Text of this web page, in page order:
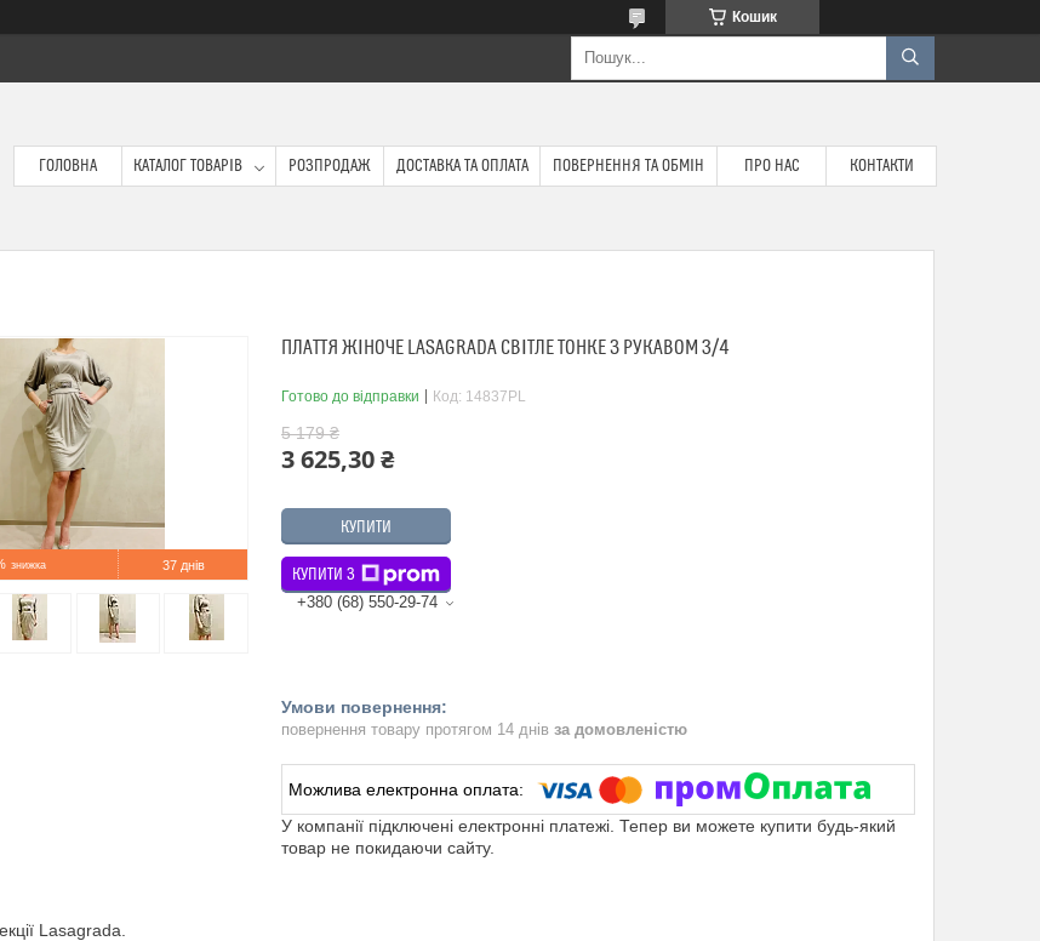
Кошик
ГОЛОВНА КАТАЛОГ ТОВАРІВ РОЗПРОДАЖ ДОСТАВКА ТА ОПЛАТА ПОВЕРНЕННЯ ТА ОБМІН ПРО НАС КОНТАКТИ
37 днів
ПЛАТТЯ ЖІНОЧЕ LASAGRADA СВІТЛЕ ТОНКЕ З РУКАВОМ 3/4
Готово до відправки Код: 14837PL
5 179 ₴
3 625,30 ₴
КУПИТИ
КУПИТИ З
+380 (68) 550-29-74
повернення товару протягом 14 днів за домовленістю
У компанії підключені електронні платежі. Тепер ви можете купити будь-який
товар не покидаючи сайту.
Lasagrada.